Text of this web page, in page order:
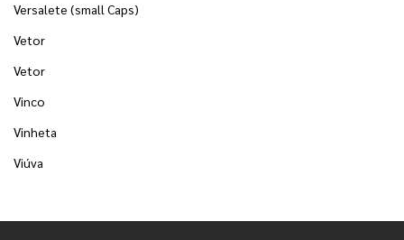
Versalete (small Caps)
Vetor
Vetor
Vinco
Vinheta
Viúva